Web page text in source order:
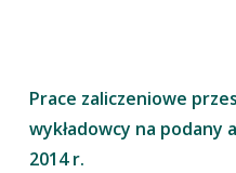
Prace zaliczeniowe
wykładowcy na podany
2014 r.